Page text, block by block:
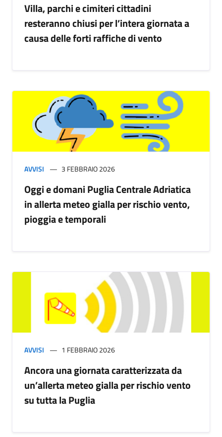
Villa, parchi e cimiteri cittadini
resteranno chiusi per l’intera giornata a
causa delle forti raffiche di vento
AVVISI 3 FEBBRAIO 2026
Oggi e domani Puglia Centrale Adriatica
in allerta meteo gialla per rischio vento,
pioggia e temporali
AVVISI 1 FEBBRAIO 2026
Ancora una giornata caratterizzata da
un’allerta meteo gialla per rischio vento
su tutta la Puglia